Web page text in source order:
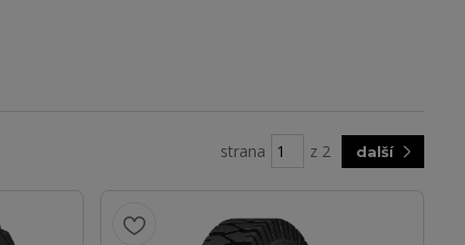
strana z 2 další